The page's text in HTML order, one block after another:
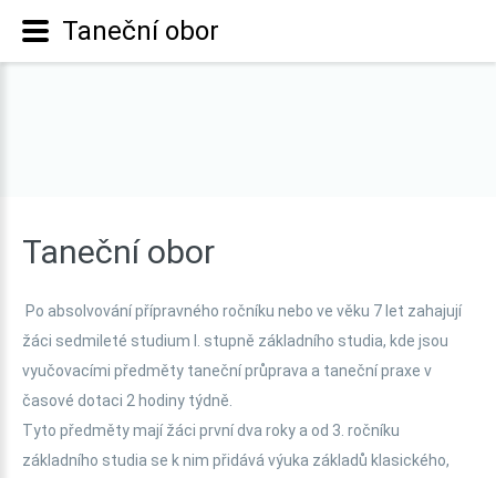
Taneční obor
Po absolvování přípravného ročníku nebo ve věku 7 let zahajují
žáci sedmileté studium I. stupně základního studia, kde jsou
vyučovacími předměty taneční průprava a taneční praxe v
časové dotaci 2 hodiny týdně.
Tyto předměty mají žáci první dva roky a od 3. ročníku
základního studia se k nim přidává výuka základů klasického,
Taneční obor